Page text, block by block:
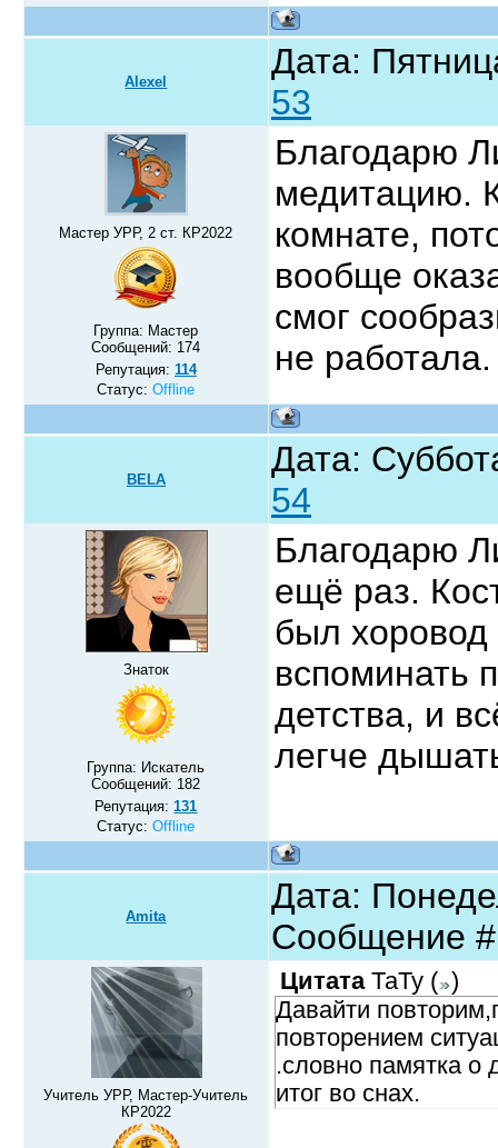
Alexel
Дата:
53
Мастер УРР, 2 ст. КР2022
Группа: Мастер
Сообщений: 174
Репутация: 114
Статус:Offline
Благодарю
медитацию.
комнате,
вообще
смог
не
BELA
Дата:
54
Знаток
Группа: Искатель
Сообщений: 182
Репутация:131
Статус:Offline
Благодарю
ещё раз.
был хоровод
вспоминать
детства, и
легче
Amita
Дата:
Сообщение
Учитель УРР, Мастер-Учитель
КР2022
Цитата ТаТу ( )
Давайти
повторением
.словно памятка о
итог во снах.